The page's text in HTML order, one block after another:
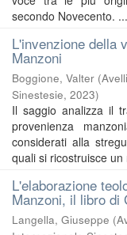
secondo Novecento. ...
L'invenzione della
Manzoni
Boggione, Valter (
Sinestesie, 2023)
Il saggio analizza il
provenienza
considerati alla
quali si ricostruisce un
L'elaborazione
Manzoni, il libro di
Langella, Giuseppe (